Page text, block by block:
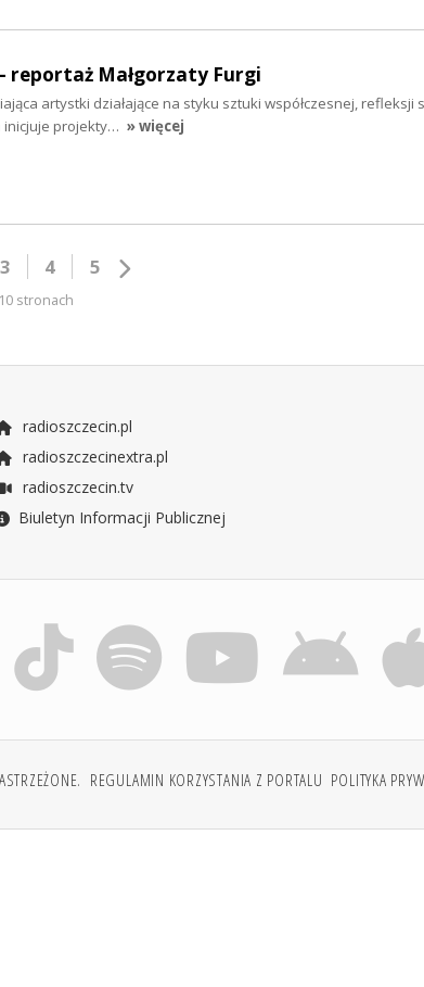
reportaż Małgorzaty Furgi
artystki działające na styku sztuki współczesnej, refleksji
inicjuje projekty… » więcej
3 4 5
stronach
radioszczecin.pl
radioszczecinextra.pl
radioszczecin.tv
Biuletyn Informacji Publicznej
REGULAMIN KORZYSTANIA Z PORTALU POLITYKA